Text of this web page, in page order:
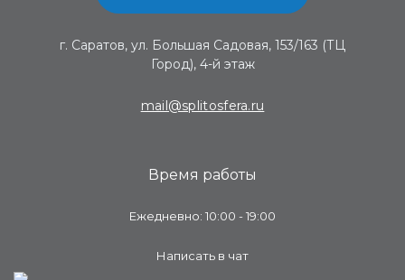
г. Саратов, ул. Большая Садовая, 153/163 (ТЦ
Город), 4-й этаж
mail@splitosfera.ru
Время работы
Ежедневно: 10:00 - 19:00
Написать в чат